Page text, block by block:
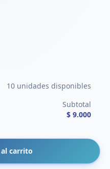
10 unidades disponibles
Subtotal
$ 9.000
carrito